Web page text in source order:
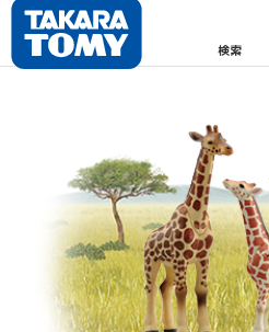
検索